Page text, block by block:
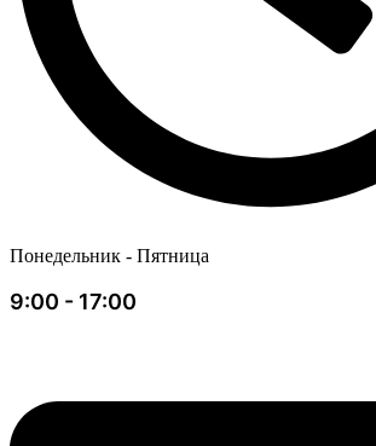
Понедельник - Пятница
9:00 - 17:00